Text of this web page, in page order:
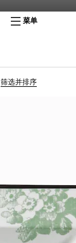
菜单
筛选并排序